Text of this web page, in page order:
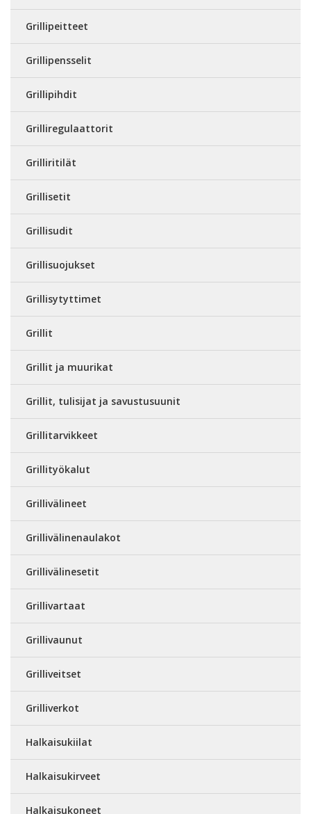
Grillipeitteet
Grillipensselit
Grillipihdit
Grilliregulaattorit
Grilliritilät
Grillisetit
Grillisudit
Grillisuojukset
Grillisytyttimet
Grillit
Grillit ja muurikat
Grillit, tulisijat ja savustusuunit
Grillitarvikkeet
Grillityökalut
Grillivälineet
Grillivälinenaulakot
Grillivälinesetit
Grillivartaat
Grillivaunut
Grilliveitset
Grilliverkot
Halkaisukiilat
Halkaisukirveet
Halkaisukoneet